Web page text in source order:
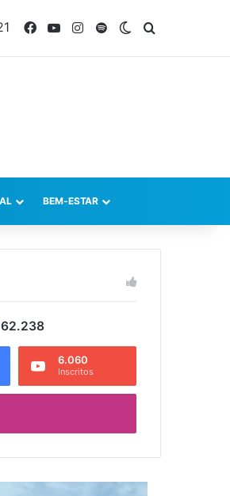
FacebookYouTubeInstagram
SpotifySwitch skin
BEM-ESTAR
62.238
6.060
Inscritos